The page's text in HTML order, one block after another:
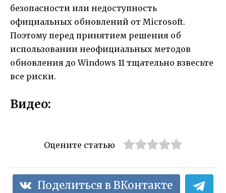
безопасности или недоступность
официальных обновлений от Microsoft.
Поэтому перед принятием решения об
использовании неофициальных методов
обновления до Windows 11 тщательно взвесьте
все риски.
Видео:
Оцените статью
Поделиться в ВКонтакте